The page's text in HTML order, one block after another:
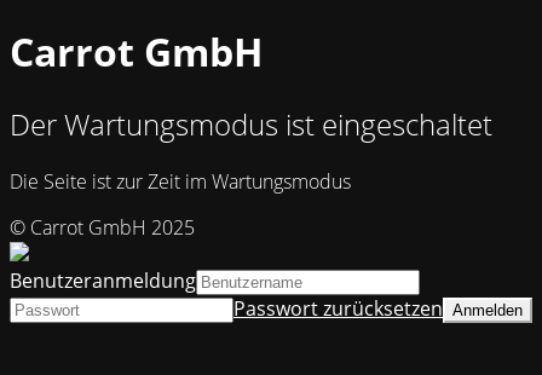
Carrot GmbH
Der Wartungsmodus ist eingeschaltet
Die Seite ist zur Zeit im Wartungsmodus
© Carrot GmbH 2025
Benutzeranmeldung
Passwort zurücksetzen